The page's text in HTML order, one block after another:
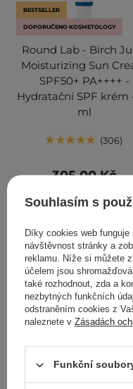
BESTSELLER
DOPORUČENO KOSMETOLOGY
Round Lab - Birch
Moisturizing Sun
SPF50+ PA++++ -
Hydratační SPF krém
ml
306
305,00 Kč
PŘIDAT DO KOŠÍKU
Souhlasím s
Díky cookies web
návštěvnost stránky a
reklamu. Níže si můžete
účelem jsou
také rozhodnout, zda a
nezbytných funkčních
odstraněním cookies z
naleznete v Zásadách
Funkční